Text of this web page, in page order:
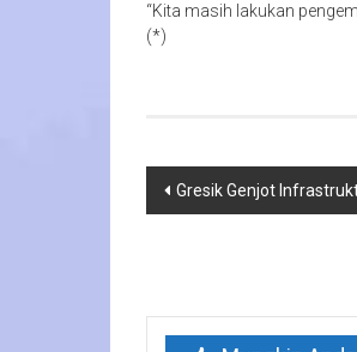
“Kita masih lakukan
(*)
Navigasi
Gresik Genjot